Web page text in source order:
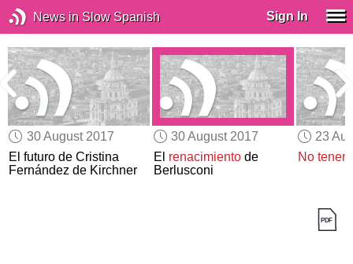
News in Slow Spanish Sign In
30 August 2017
El futuro de Cristina
Fernández de Kirchner
30 August 2017
El renacimientode
Berlusconi
23
No